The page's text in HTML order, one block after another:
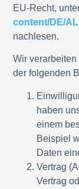
EU-Recht,
content/DE/
nachlesen.
Wir
der folgenden
haben
einem
Beispiel
Daten
Vertrag
Vertrag